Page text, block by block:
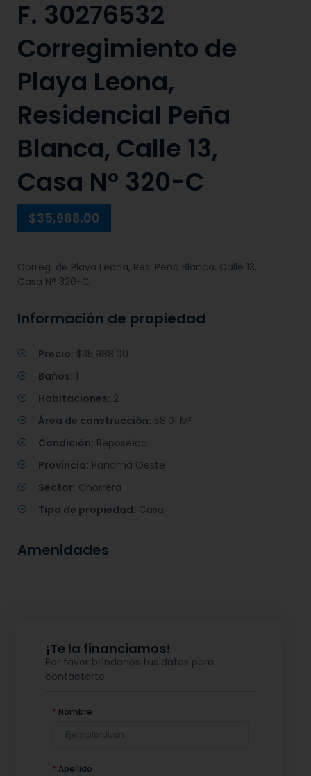
F. 30276532
Corregimiento de
Playa Leona,
Residencial Peña
Blanca, Calle 13,
Casa N° 320-C
$35,988.00
Correg. de Playa Leona, Res. Peña Blanca, Calle 13,
Casa N° 320-C
Información de propiedad
Precio: $35,988.00
Baños: 1
Habitaciones: 2
Área de construcción: 58.01 M²
Condición: Reposeída
Provincia: Panamá Oeste
Sector: Chorrera
Tipo de propiedad: Casa
Amenidades
¡Te la financiamos!
Por favor bríndanos tus datos para
contactarte
* Nombre
* Apellido